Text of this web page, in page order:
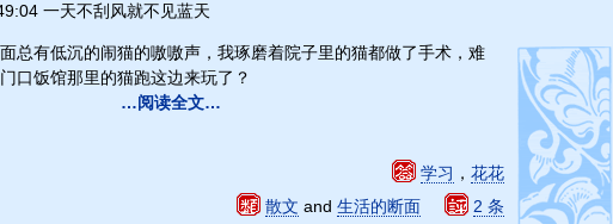
一天不刮风就不见蓝天
总有低沉的闹猫的嗷嗷声，我琢磨着院子里的猫都做了手术，难
口饭馆那里的猫跑这边来玩了？
…阅读全文…
学习 ， 花花
2 条
散文 and 生活的断面